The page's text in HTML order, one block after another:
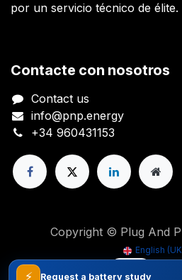
por un servicio técnico de élite.
Contacte con nosotros
Contact us
info@pnp.energy
+34 960431153
Copyright © Plug And
English
⚡ Request a battery study